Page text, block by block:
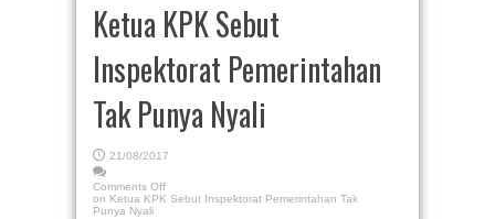
Ketua KPK Sebut
Inspektorat Pemerintahan
Tak Punya Nyali
21/08/2017
Comments Off
on Ketua KPK Sebut Inspektorat Pemerintahan Tak
Punya Nyali